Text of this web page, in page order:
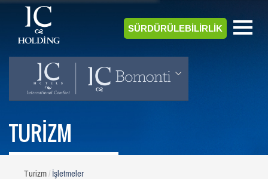
SÜRDÜRÜLEBİLİRLİK
TURİZM
Turizm İşletmeler